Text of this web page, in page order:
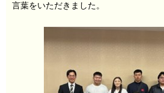
言葉をいただきました。